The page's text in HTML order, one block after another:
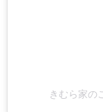
きむら家の